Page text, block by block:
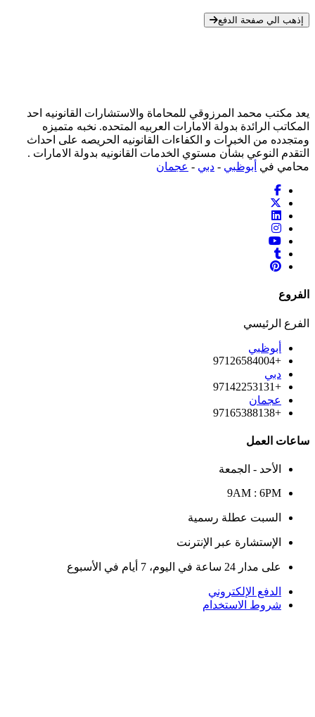
إذهب الي صفحة الدفع
يعد مكتب محمد المرزوقي للمحاماة والاستشارات القانونيه احد
المكاتب الرائدة بدولة الامارات العربيه المتحده. نخبه متميزه
ومتجدده من الخبرات و الكفاءات القانونيه الحريصه على احداث
التقدم النوعي بشأن مستوي الخدمات القانونيه بدولة الامارات .
محامي في أبوظبي - دبي - عجمان
الفروع
الفرع الرئيسي
أبوظبي
+97126584004
دبي
+97142253131
عجمان
+97165388138
ساعات العمل
الأحد - الجمعة
9AM : 6PM
السبت عطلة رسمية
الإستشارة عبر الإنترنت
على مدار 24 ساعة في اليوم، 7 أيام في الأسبوع
الدفع الإلكتروني
شروط الاستخدام